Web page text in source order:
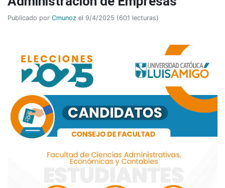
Publicado por Cmunoz el 9/4/2025 (601 lecturas)